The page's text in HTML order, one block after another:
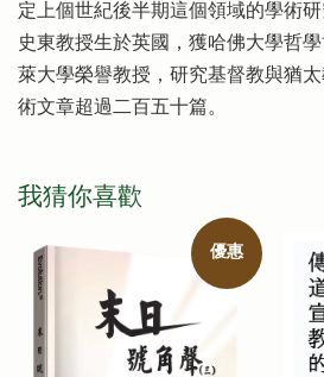
定上個世紀後半期這個領域的學術研
史東教授生於英國，獲哈佛大學哲
萊大學榮譽教授，研究基督教與猶
術文章超過二百五十篇。
我猜你喜歡
優惠